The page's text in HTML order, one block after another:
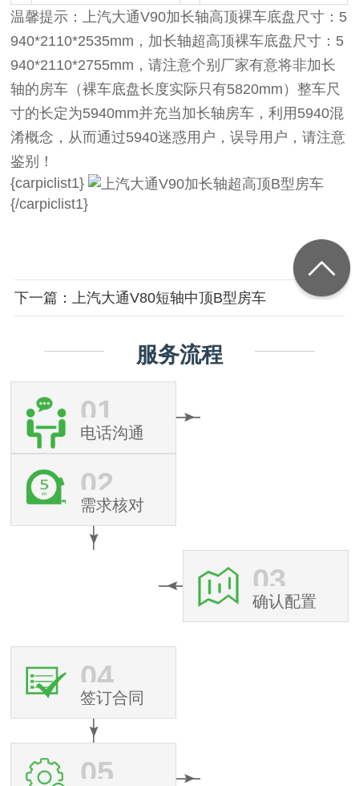
温馨提示：上汽大通V90加长轴高顶裸车底盘尺寸：5
940*2110*2535mm，加长轴超高顶裸车底盘尺寸：5
940*2110*2755mm，请注意个别厂家有意将非加长
轴的房车（裸车底盘长度实际只有5820mm）整车尺
寸的长定为5940mm并充当加长轴房车，利用5940混
淆概念，从而通过5940迷惑用户，误导用户，请注意
鉴别！
{carpiclist1}
{/carpiclist1}
下一篇：上汽大通V80短轴中顶B型房车
服务流程
01
电话沟通
02
需求核对
03
确认配置
04
签订合同
05